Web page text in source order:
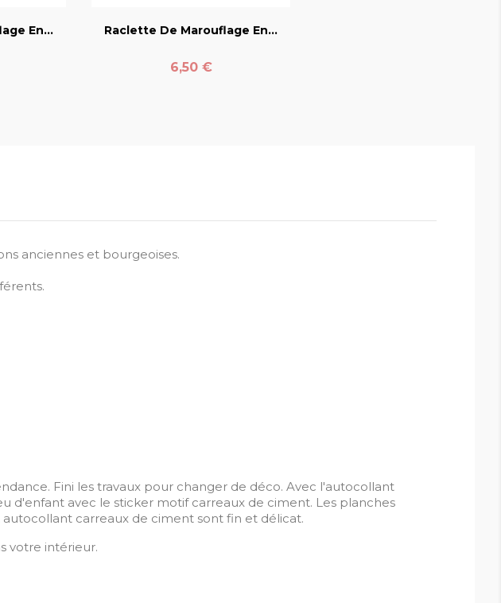
En... Raclette De Marouflage En...
Prix
6,50 €
anciennes et bourgeoises.
Fini les travaux pour changer de déco. Avec l'autocollant
d'enfant avec le sticker motif carreaux de ciment. Les planches
autocollant carreaux de ciment sont fin et délicat.
votre intérieur.